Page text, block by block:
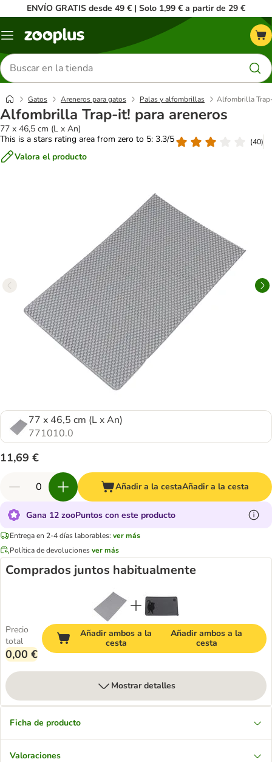
ENVÍO GRATIS desde 49 € | Solo 1,99 € a partir de 29 €
Menú
Buscar
productos
Gatos Areneros para gatos Palas y alfombrillas Alfombrilla
Alfombrilla Trap-it! para areneros
77 x 46,5 cm (L x An)
This is a stars rating area from zero to 5: 3.3/5
(40)
Valora el producto
77 x 46,5 cm (L x An)
771010.0
11,69 €
Añadir a la cestaAñadir a la cesta
Gana 12 zooPuntos con este producto
Entrega en 2-4 días laborables: ver más
Política de devolucionesver más
Comprados juntos habitualmente
Precio
total
0,00 €
Añadir ambos a la
cesta
Añadir ambos a la
cesta
Mostrar detalles
Ficha de producto
Valoraciones